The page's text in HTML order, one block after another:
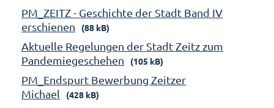
PM_ZEITZ - Geschichte der Stadt Band IV
erschienen
(88 kB)
Aktuelle Regelungen der Stadt Zeitz zum
Pandemiegeschehen
(105 kB)
PM_Endspurt Bewerbung Zeitzer
Michael
(428 kB)